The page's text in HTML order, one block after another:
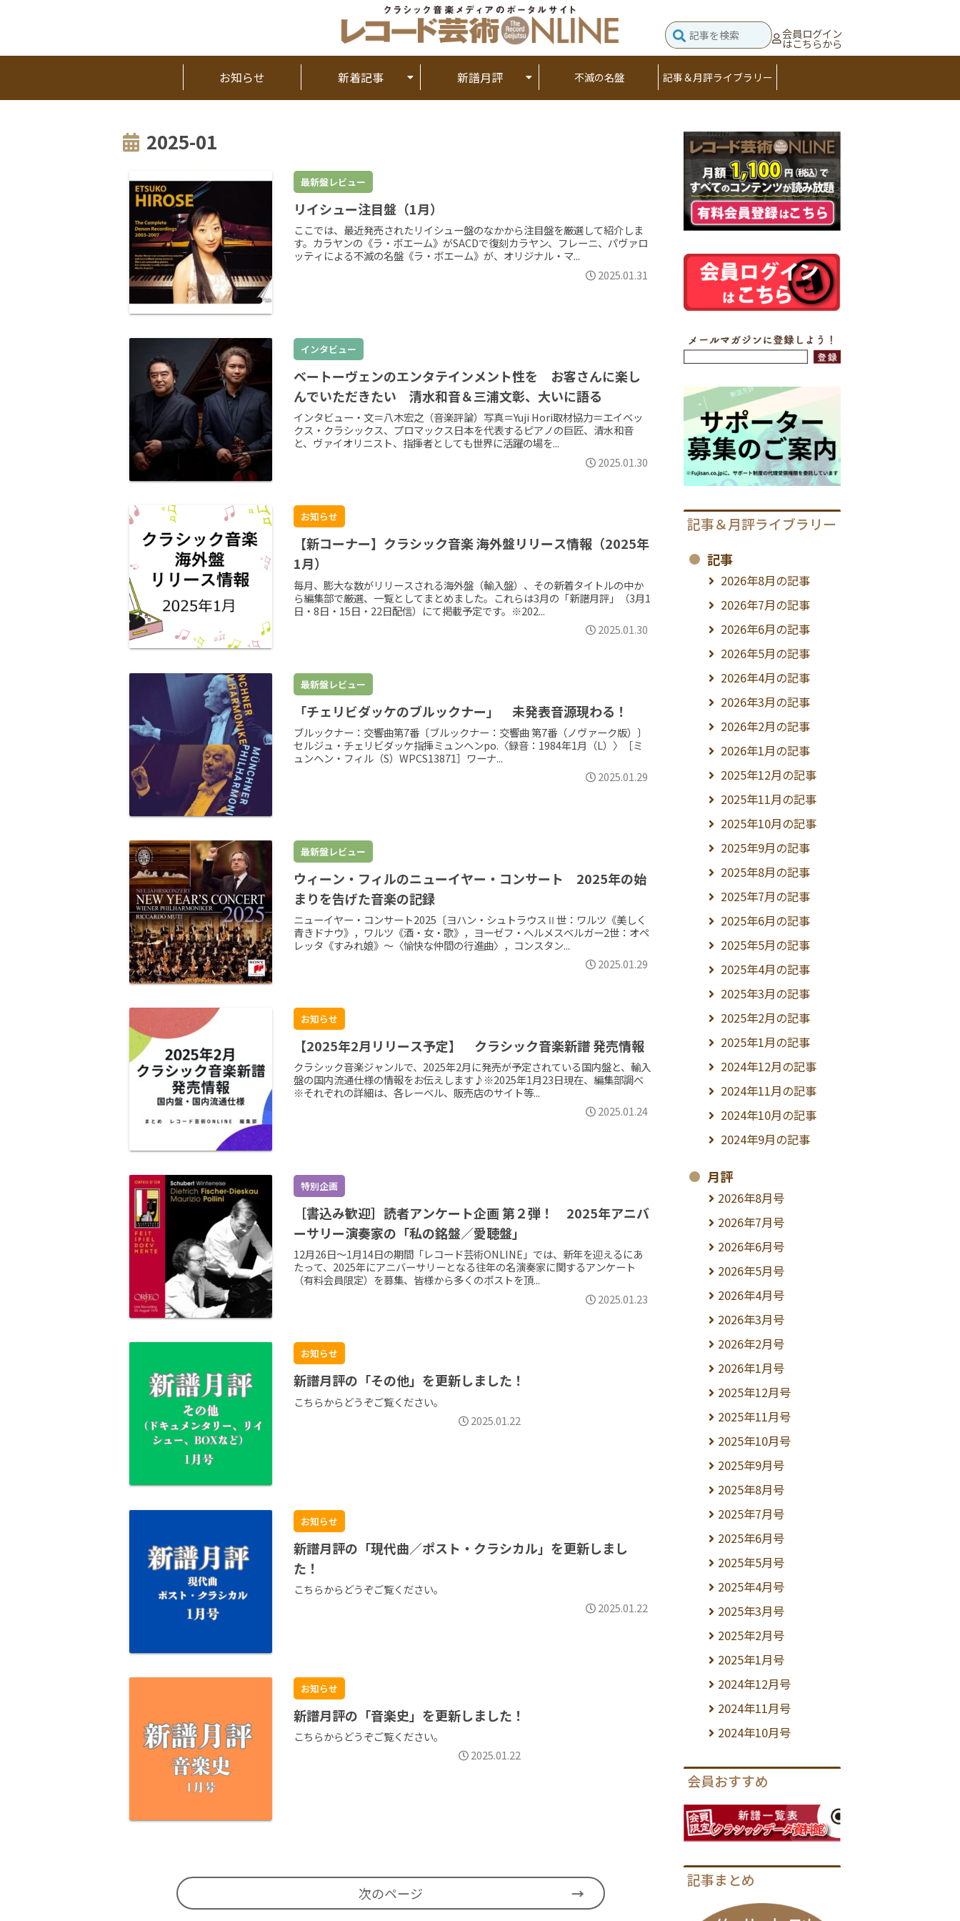
会員ログイン
はこちらから
お知らせ 新着記事 新譜月評 不滅の名盤 記事＆月評ライブラリー
2025-01
最新盤レビュー
リイシュー注目盤（1月）
ここでは、最近発売されたリイシュー盤のなかから注目盤を厳選して紹介しま
す。カラヤンの《ラ・ボエーム》がSACDで復刻カラヤン、フレーニ、パヴァロ
ッティによる不滅の名盤《ラ・ボエーム》が、オリジナル・マ...
2025.01.31
インタビュー
ベートーヴェンのエンタテインメント性を お客さんに楽し
んでいただきたい 清水和音＆三浦文彰、大いに語る
インタビュー・文＝八木宏之（音楽評論）写真＝Yuji Hori取材協力＝エイベッ
クス・クラシックス、プロマックス日本を代表するピアノの巨匠、清水和音
と、ヴァイオリニスト、指揮者としても世界に活躍の場を...
2025.01.30
お知らせ
【新コーナー】クラシック音楽 海外盤リリース情報（2025年
1月）
毎月、膨大な数がリリースされる海外盤（輸入盤）、その新着タイトルの中か
ら編集部で厳選、一覧としてまとめました。これらは3月の「新譜月評」（3月1
日・8日・15日・22日配信）にて掲載予定です。※202...
2025.01.30
最新盤レビュー
「チェリビダッケのブルックナー」 未発表音源現わる！
ブルックナー：交響曲第7番〔ブルックナー：交響曲 第7番（ノヴァーク版）〕
セルジュ・チェリビダッケ指揮ミュンヘンpo.〈録音：1984年1月（L）〉［ミ
ュンヘン・フィル（S）WPCS13871］ワーナ...
2025.01.29
最新盤レビュー
ウィーン・フィルのニューイヤー・コンサート 2025年の始
まりを告げた音楽の記録
ニューイヤー・コンサート2025〔ヨハン・シュトラウスⅡ世：ワルツ《美しく
青きドナウ》，ワルツ《酒・女・歌》，ヨーゼフ・ヘルメスベルガー2世：オペ
レッタ《すみれ娘》～〈愉快な仲間の行進曲〉，コンスタン...
2025.01.29
お知らせ
【2025年2月リリース予定】 クラシック音楽新譜 発売情報
クラシック音楽ジャンルで、2025年2月に発売が予定されている国内盤と、輸入
盤の国内流通仕様の情報をお伝えします♪※2025年1月23日現在、編集部調べ
※それぞれの詳細は、各レーベル、販売店のサイト等...
2025.01.24
特別企画
［書込み歓迎］読者アンケート企画 第２弾！ 2025年アニバ
ーサリー演奏家の「私の銘盤／愛聴盤」
12月26日～1月14日の期間「レコード芸術ONLINE」では、新年を迎えるにあ
たって、2025年にアニバーサリーとなる往年の名演奏家に関するアンケート
（有料会員限定）を募集、皆様から多くのポストを頂...
2025.01.23
お知らせ
新譜月評の「その他」を更新しました！
こちらからどうぞご覧ください。
2025.01.22
お知らせ
新譜月評の「現代曲／ポスト・クラシカル」を更新しまし
た！
こちらからどうぞご覧ください。
2025.01.22
お知らせ
新譜月評の「音楽史」を更新しました！
こちらからどうぞご覧ください。
2025.01.22
次のページ
記事＆月評ライブラリー
記事
2026年8月の記事
2026年7月の記事
2026年6月の記事
2026年5月の記事
2026年4月の記事
2026年3月の記事
2026年2月の記事
2026年1月の記事
2025年12月の記事
2025年11月の記事
2025年10月の記事
2025年9月の記事
2025年8月の記事
2025年7月の記事
2025年6月の記事
2025年5月の記事
2025年4月の記事
2025年3月の記事
2025年2月の記事
2025年1月の記事
2024年12月の記事
2024年11月の記事
2024年10月の記事
2024年9月の記事
月評
2026年8月号
2026年7月号
2026年6月号
2026年5月号
2026年4月号
2026年3月号
2026年2月号
2026年1月号
2025年12月号
2025年11月号
2025年10月号
2025年9月号
2025年8月号
2025年7月号
2025年6月号
2025年5月号
2025年4月号
2025年3月号
2025年2月号
2025年1月号
2024年12月号
2024年11月号
2024年10月号
会員おすすめ
記事まとめ